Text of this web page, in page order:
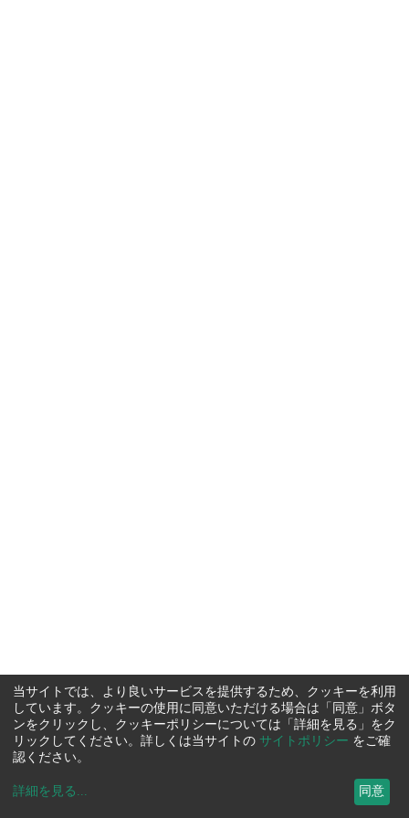
当サイトでは、より良いサービスを提供するため、クッキーを利用
しています。クッキーの使用に同意いただける場合は「同意」ボタ
ンをクリックし、クッキーポリシーについては「詳細を見る」をク
リックしてください。詳しくは当サイトの サイトポリシー をご確
認ください。
詳細を見る ... 同意